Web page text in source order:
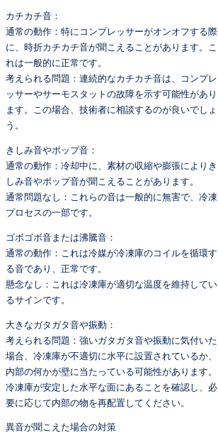
カチカチ音：
通常の動作：特にコンプレッサーがオンオフする際
に、時折カチカチ音が聞こえることがあります。こ
れは一般的に正常です。
考えられる問題：連続的なカチカチ音は、コンプレ
ッサーやサーモスタットの故障を示す可能性があり
ます。この場合、技術者に相談するのが良いでしょ
う。
きしみ音やポップ音：
通常の動作：冷却中に、素材の収縮や膨張によりき
しみ音やポップ音が聞こえることがあります。
通常問題なし：これらの音は一般的に無害で、冷凍
プロセスの一部です。
ゴボゴボ音または沸騰音：
通常の動作：これは冷媒が冷凍庫のコイルを循環す
る音であり、正常です。
懸念なし：これは冷凍庫が適切な温度を維持してい
るサインです。
大きなガタガタ音や振動：
考えられる問題：強いガタガタ音や振動に気付いた
場合、冷凍庫が不適切に水平に設置されているか、
内部の何かが壁に当たっている可能性があります。
冷凍庫が安定した水平な面にあることを確認し、必
要に応じて内部の物を再配置してください。
異音が聞こえた場合の対策